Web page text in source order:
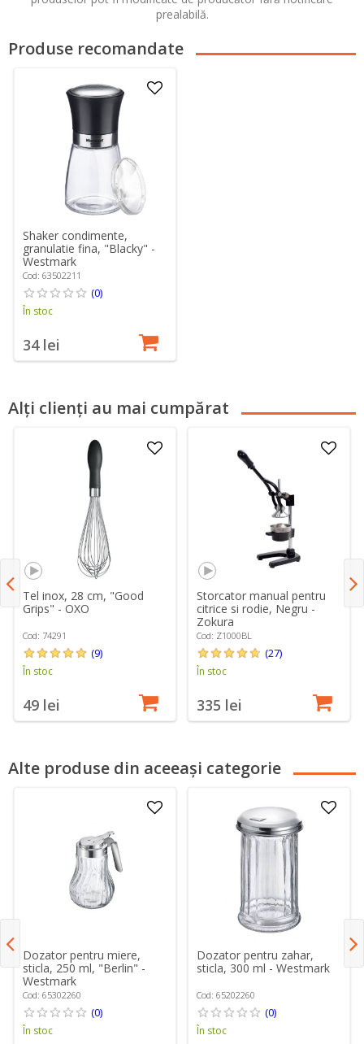
prealabilă.
Produse recomandate
Shaker condimente,
granulatie fina, "Blacky" -
Westmark
Cod: 63502211
(0)
În stoc
34 lei
Alți clienți au mai cumpărat
Tel inox, 28 cm, "Good
Grips" - OXO
Cod: 74291
(9)
În stoc
49 lei
Storcator manual pentru
citrice si rodie, Negru -
Zokura
Cod: Z1000BL
(27)
În stoc
335 lei
Alte produse din aceeași categorie
Dozator pentru miere,
sticla, 250 ml, "Berlin" -
Westmark
Cod: 65302260
(0)
În stoc
Dozator pentru zahar,
sticla, 300 ml - Westmark
Cod: 65202260
(0)
În stoc